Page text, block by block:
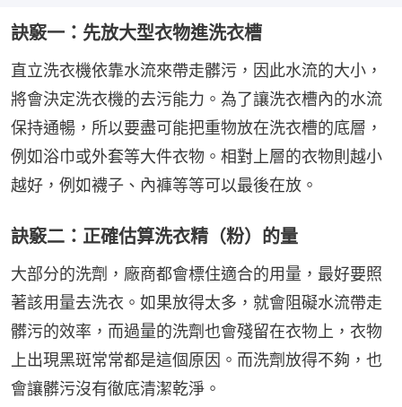
訣竅一：先放大型衣物進洗衣槽
直立洗衣機依靠水流來帶走髒污，因此水流的大小，
將會決定洗衣機的去污能力。為了讓洗衣槽內的水流
保持通暢，所以要盡可能把重物放在洗衣槽的底層，
例如浴巾或外套等大件衣物。相對上層的衣物則越小
越好，例如襪子、內褲等等可以最後在放。
訣竅二：正確估算洗衣精（粉）的量
大部分的洗劑，廠商都會標住適合的用量，最好要照
著該用量去洗衣。如果放得太多，就會阻礙水流帶走
髒污的效率，而過量的洗劑也會殘留在衣物上，衣物
上出現黑斑常常都是這個原因。而洗劑放得不夠，也
會讓髒污沒有徹底清潔乾淨。